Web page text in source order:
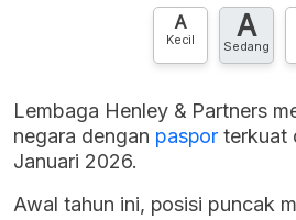
Hubungi sekarang »
A
Kecil A
Sedang
Lembaga Henley & Partners
negara dengan paspor terkuat
Januari 2026.
Awal tahun ini, posisi puncak